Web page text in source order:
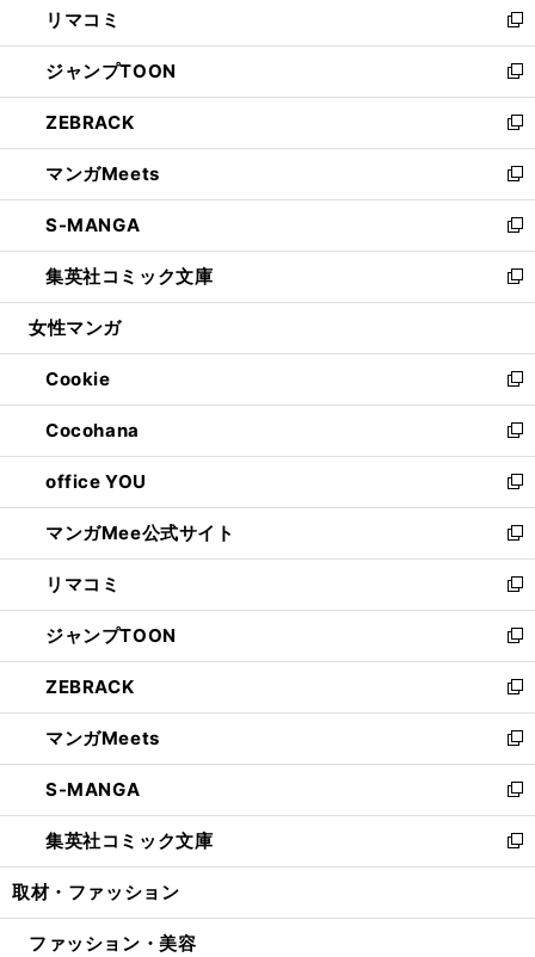
で
開
く
ド
ウ
で
開
く
ィ
ン
ド
ウ
で
開
く
い
ウ
ィ
ン
ド
ウ
で
開
く
リマコミ
新
し
い
ウ
ィ
ン
ド
ウ
で
開
く
ジャンプTOON
新
し
い
ウ
ィ
ン
ド
ウ
で
開
ZEBRACK
新
し
い
ウ
ィ
ン
ド
ウ
開
く
マンガMeets
新
し
い
ウ
ィ
ン
ウ
で
開
く
S-MANGA
新
し
い
ウ
ン
ド
ウ
で
開
く
集英社コミック文庫
新
し
ウ
ィ
ン
ド
ウ
で
開
く
女性マンガ
Cookie
新
し
い
ウ
ィ
ン
ド
ウ
で
開
く
Cocohana
新
し
い
ウ
ィ
ン
ド
ウ
で
開
く
office YOU
新
し
い
ウ
ィ
ン
ド
ウ
で
開
く
マンガMee公式サイト
新
し
い
ウ
ィ
ン
ド
ウ
で
開
く
リマコミ
新
し
い
ウ
ィ
ン
ド
ウ
で
開
く
ジャンプTOON
新
し
い
ウ
ィ
ン
ド
ウ
で
開
ZEBRACK
新
し
い
ウ
ィ
ン
ド
ウ
開
マンガMeets
新
し
い
ウ
ィ
ン
ウ
S-MANGA
新
し
い
ウ
ン
集英社コミック文庫
新
し
ウ
取材・ファッション
ファッション・美容